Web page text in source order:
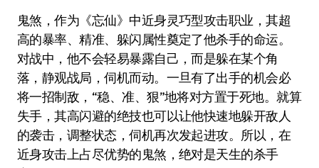
鬼煞，作为《忘仙》中近身灵巧型攻击职业，其超
高的暴率、精准、躲闪属性奠定了他杀手的命运。
对战中，他不会轻易暴露自己，而是躲在某个角
落，静观战局，伺机而动。一旦有了出手的机会必
将一招制敌，“稳、准、狠”地将对方置于死地。就算
失手，其高闪避的绝技也可以让他快速地躲开敌人
的袭击，调整状态，伺机再次发起进攻。所以，在
近身攻击上占尽优势的鬼煞，绝对是天生的杀手